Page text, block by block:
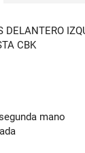
DELANTERO
CBK
mano